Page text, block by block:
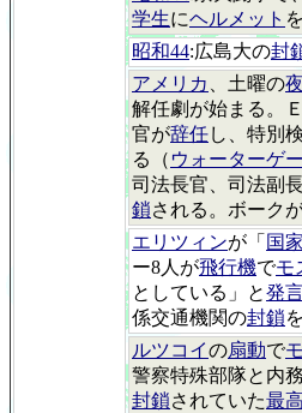
学生にヘルメット
昭和44:広島大の封
アメリカ
、土曜の夜
解任劇が始まる。
官が辞任し、特別
る（ ウォーターゲ
司法長官、司法副
鎖される。ボーク
エリツィンが「 国
ー8人が飛行機でモ
としている」と発
係交通機関の封鎖
ルツコイの扇動で
警察特殊部隊と内
封鎖されていた最